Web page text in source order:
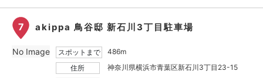
7 akippa 鳥谷邸 新石川3丁目駐車場
スポットまで
486m
住所
神奈川県横浜市青葉区新石川3丁目23-15
No Image